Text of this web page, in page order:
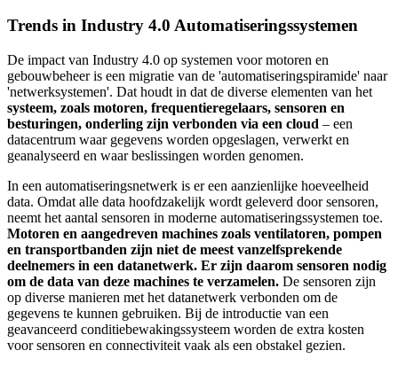
Trends in Industry 4.0 Automatiseringssystemen
De impact van Industry 4.0 op systemen voor motoren en
gebouwbeheer is een migratie van de 'automatiseringspiramide' naar
'netwerksystemen'. Dat houdt in dat de diverse elementen van het
systeem, zoals motoren, frequentieregelaars, sensoren en
besturingen, onderling zijn verbonden via een cloud – een
datacentrum waar gegevens worden opgeslagen, verwerkt en
geanalyseerd en waar beslissingen worden genomen.
In een automatiseringsnetwerk is er een aanzienlijke hoeveelheid
data. Omdat alle data hoofdzakelijk wordt geleverd door sensoren,
neemt het aantal sensoren in moderne automatiseringssystemen toe.
Motoren en aangedreven machines zoals ventilatoren, pompen
en transportbanden zijn niet de meest vanzelfsprekende
deelnemers in een datanetwerk. Er zijn daarom sensoren nodig
om de data van deze machines te verzamelen. De sensoren zijn
op diverse manieren met het datanetwerk verbonden om de
gegevens te kunnen gebruiken. Bij de introductie van een
geavanceerd conditiebewakingssysteem worden de extra kosten
voor sensoren en connectiviteit vaak als een obstakel gezien.